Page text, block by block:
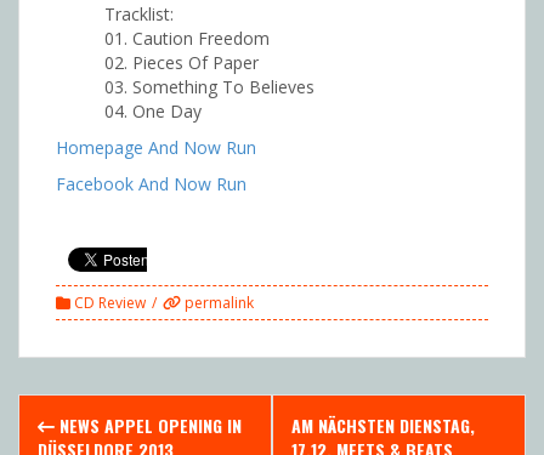
Tracklist:
01. Caution Freedom
02. Pieces Of Paper
03. Something To Believes
04. One Day
Homepage And Now Run
Facebook And Now Run
CD Review permalink
PostNEWS APPEL OPENING IN
DÜSSELDORF 2013
AM NÄCHSTEN DIENSTAG,
17.12. MEETS & BEATS